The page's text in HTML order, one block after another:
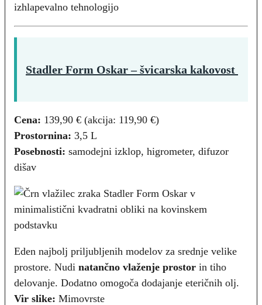
izhlapevalno tehnologijo
Stadler Form Oskar – švicarska kakovost
Cena: 139,90 € (akcija: 119,90 €)
Prostornina: 3,5 L
Posebnosti: samodejni izklop, higrometer, difuzor
dišav
Eden najbolj priljubljenih modelov za srednje velike
prostore. Nudi natančno vlaženje prostor in tiho
delovanje. Dodatno omogoča dodajanje eteričnih olj.
Vir slike: Mimovrste